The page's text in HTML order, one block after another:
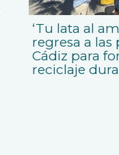
‘Tu lata al
regresa a las
Cádiz para
reciclaje